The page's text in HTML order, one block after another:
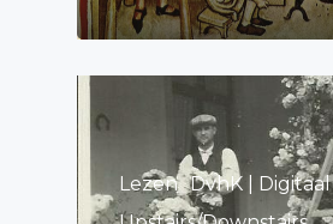
Lezen DvhK | Digitaal